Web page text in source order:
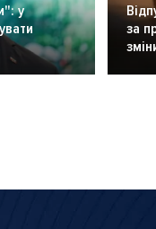
у
за